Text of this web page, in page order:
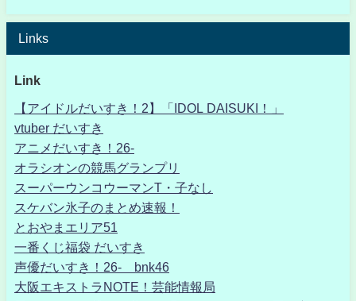
Links
Link
【アイドルだいすき！2】「IDOL DAISUKI！」
vtuber だいすき
アニメだいすき！26-
オラシオンの競馬グランプリ
スーパーウンコウーマンT・子なし
スケバン氷子のまとめ速報！
とおやまエリア51
一番くじ福袋 だいすき
声優だいすき！26- bnk46
大阪エキストラNOTE！芸能情報局